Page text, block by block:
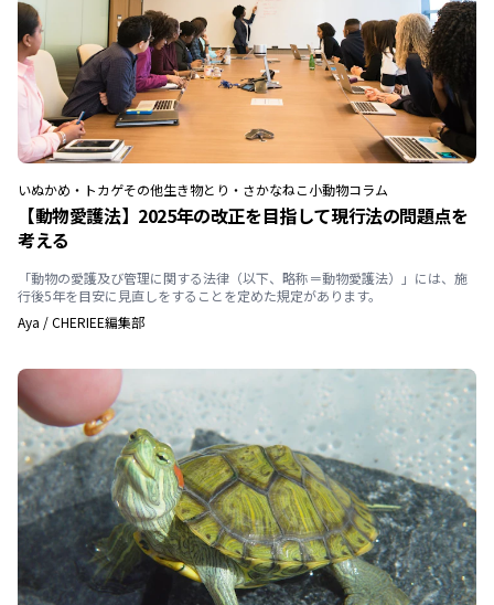
いぬかめ・トカゲその他生き物とり・さかなねこ小動物コラム
【動物愛護法】2025年の改正を目指して現行法の問題点を
考える
「動物の愛護及び管理に関する法律（以下、略称＝動物愛護法）」には、施
行後5年を目安に見直しをすることを定めた規定があります。
Aya /CHERIEE編集部